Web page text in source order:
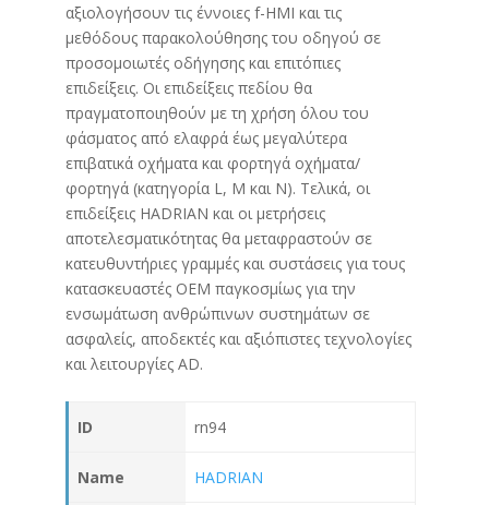
αξιολογήσουν τις έννοιες f-HMI και τις
μεθόδους παρακολούθησης του οδηγού σε
προσομοιωτές οδήγησης και επιτόπιες
επιδείξεις. Οι επιδείξεις πεδίου θα
πραγματοποιηθούν με τη χρήση όλου του
φάσματος από ελαφρά έως μεγαλύτερα
επιβατικά οχήματα και φορτηγά οχήματα/
φορτηγά (κατηγορία L, M και N). Τελικά, οι
επιδείξεις HADRIAN και οι μετρήσεις
αποτελεσματικότητας θα μεταφραστούν σε
κατευθυντήριες γραμμές και συστάσεις για τους
κατασκευαστές ΟΕΜ παγκοσμίως για την
ενσωμάτωση ανθρώπινων συστημάτων σε
ασφαλείς, αποδεκτές και αξιόπιστες τεχνολογίες
και λειτουργίες AD.
ID rn94
Name HADRIAN